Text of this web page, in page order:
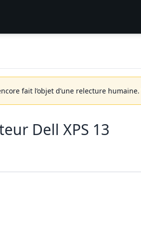
fait l’objet d’une relecture humaine.
Dell XPS 13